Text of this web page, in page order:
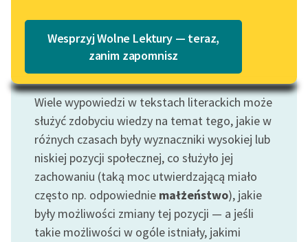
Lektury szkolne i klasyka
literatury do słuchania dla
uczennic i uczniów z
niepełnosprawnościami
E-kolekcja lektur
szkolnych i literatury do
słuchania dla uczennic i
uczniów z
niepełnosprawnościami
Katalog w formacie PDF
Wesprzyj Wolne Lektury — teraz,
zanim zapomnisz
Motyw: Pozycja społeczna
Wiele wypowiedzi w tekstach literackich może
służyć zdobyciu wiedzy na temat tego, jakie w
różnych czasach były wyznaczniki wysokiej lub
niskiej pozycji społecznej, co służyło jej
zachowaniu (taką moc utwierdzającą miało
często np. odpowiednie małżeństwo), jakie
były możliwości zmiany tej pozycji — a jeśli
takie możliwości w ogóle istniały, jakimi